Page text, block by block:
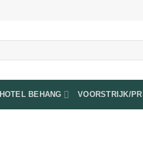
HOTEL BEHANG VOORSTRIJK/